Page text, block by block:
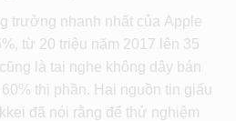
trưởng nhanh nhất của Apple
từ 20 triệu năm 2017 lên 35
là tai nghe không dây bán
thị phần. Hai nguồn tin giấu
đã nói rằng để thử nghiệm